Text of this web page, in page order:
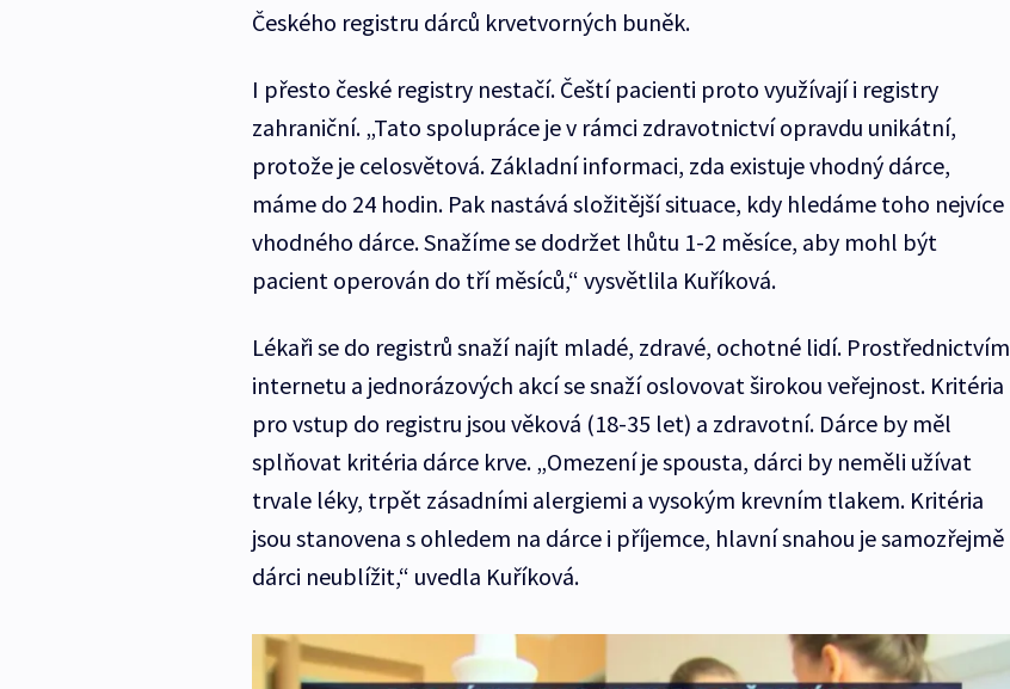
Českého registru dárců krvetvorných buněk.
I přesto české registry nestačí. Čeští pacienti proto využívají i registry
zahraniční. „Tato spolupráce je v rámci zdravotnictví opravdu unikátní,
protože je celosvětová. Základní informaci, zda existuje vhodný dárce,
máme do 24 hodin. Pak nastává složitější situace, kdy hledáme toho nejvíce
vhodného dárce. Snažíme se dodržet lhůtu 1-2 měsíce, aby mohl být
pacient operován do tří měsíců,“ vysvětlila Kuříková.
Lékaři se do registrů snaží najít mladé, zdravé, ochotné lidí. Prostřednictvím
internetu a jednorázových akcí se snaží oslovovat širokou veřejnost. Kritéria
pro vstup do registru jsou věková (18-35 let) a zdravotní. Dárce by měl
splňovat kritéria dárce krve. „Omezení je spousta, dárci by neměli užívat
trvale léky, trpět zásadními alergiemi a vysokým krevním tlakem. Kritéria
jsou stanovena s ohledem na dárce i příjemce, hlavní snahou je samozřejmě
dárci neublížit,“ uvedla Kuříková.